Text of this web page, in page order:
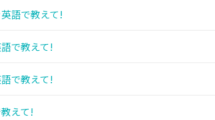
語で教えて!
で教えて!
で教えて!
えて!